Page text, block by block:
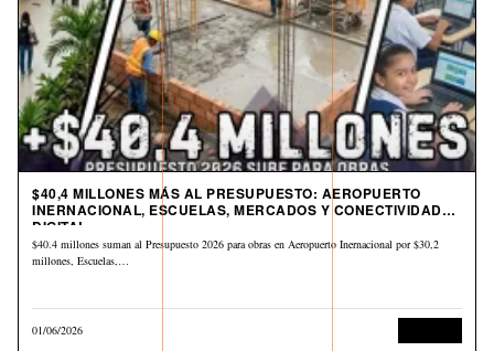
$40,4 MILLONES MÁS AL PRESUPUESTO: AEROPUERTO
INERNACIONAL, ESCUELAS, MERCADOS Y CONECTIVIDAD
DIGITAL
$40.4 millones suman al Presupuesto 2026 para obras en Aeropuerto Inernacional por $30,2
millones, Escuelas,…
01/06/2026